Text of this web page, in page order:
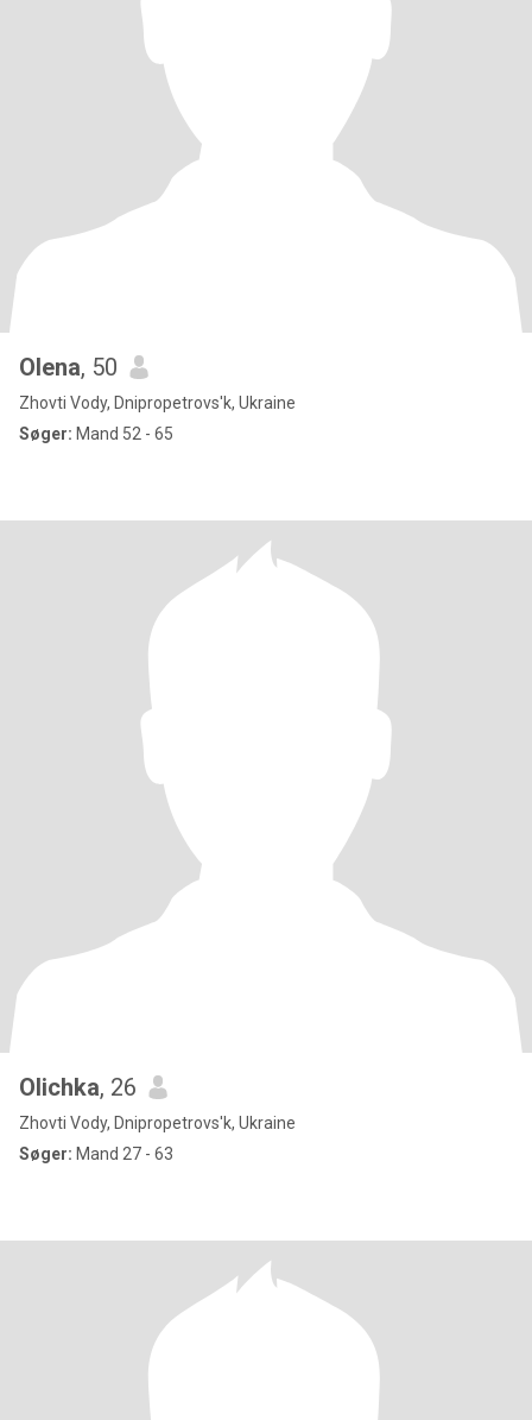
Olena, 50
Zhovti Vody, Dnipropetrovs'k, Ukraine
Søger: Mand 52 - 65
Olichka, 26
Zhovti Vody, Dnipropetrovs'k, Ukraine
Søger: Mand 27 - 63